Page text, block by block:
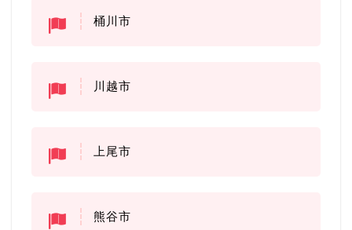
桶川市
川越市
上尾市
熊谷市